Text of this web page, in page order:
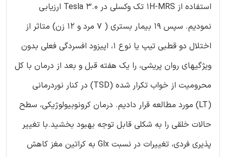
استفاده از 1H-MRS تک وکسلی در 3.0 Tesla ارزیابی
نمودیم. سپس 19 بیمار بستری ( 7 مرد و 12 زن) متاثر از
اختلال دو قطبی تیپ یا نوع 1، اپیزود افسردگی فعلی بدون
ویژگیهای روان پریشی، را یک هفته قبل و بعد از درمان با کل
محرومیت از خواب تکرار شده (TSD) در کنار نوردرمانی
(LT) مورد مطالعه قرار دادیم. درمان کرونوبیولوژیکی، سطح
حالات خلقی را به شکلی قابل توجه بهبود بخشید.با تغییر
پذیری فردی، تغییرات در نسبت Glx به کراتین مغز کاهش